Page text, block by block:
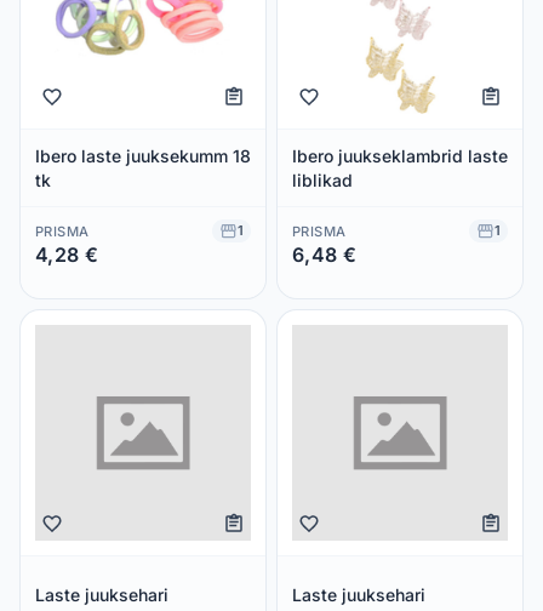
Ibero laste juuksekumm 18
tk
PRISMA 1
4,28 €
Ibero juukseklambrid laste
liblikad
PRISMA 1
6,48 €
Laste juuksehari Laste juuksehari